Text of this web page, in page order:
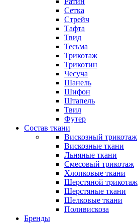
Сетка
Стрейч
Тафта
Твид
Тесьма
Трикотаж
Трикотин
Чесуча
Шанель
Шифон
Штапель
Твил
Футер
Состав ткани
Вискозный трикотаж
Вискозные ткани
Льняные ткани
Смесовый трикотаж
Хлопковые ткани
Шерстяной трикотаж
Шерстяные ткани
Шелковые ткани
Поливискоза
Бренды